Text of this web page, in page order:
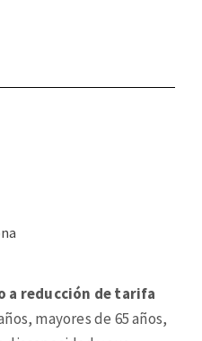
a reducción de tarifa
mayores de 65 años,